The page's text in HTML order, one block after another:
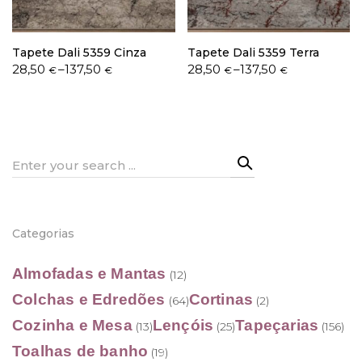
Tapete Dali 5359 Cinza
28,50 €–137,50€
Price
Tapete Dali 5359 Terra
28,50 €–137,50 €
Price
Search
Categorias
Almofadas e Mantas (12)
Colchas e Edredões (64)Cortinas (2)
Cozinha e Mesa (13)Lençóis (25)Tapeçarias (156)
Toalhas de banho (19)